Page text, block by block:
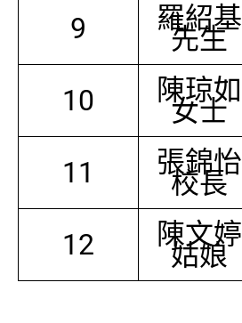
9 羅紹基
先生
10 陳琼如
女士
11 張錦怡
校長
12 陳文婷
姑娘